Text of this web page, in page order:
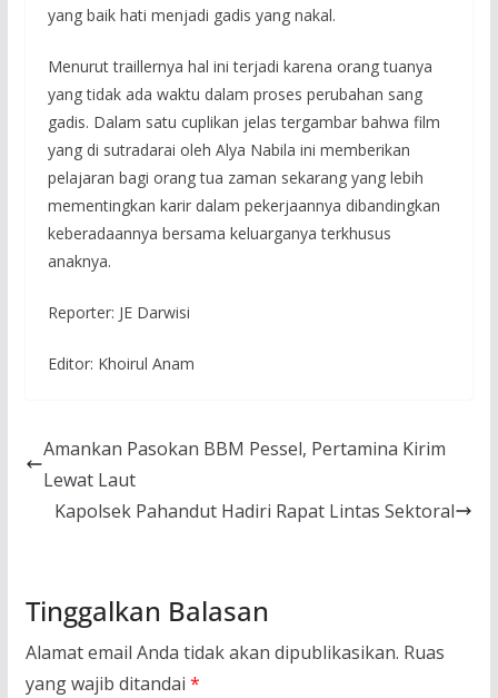
yang baik hati menjadi gadis yang nakal.
Menurut traillernya hal ini terjadi karena orang tuanya
yang tidak ada waktu dalam proses perubahan sang
gadis. Dalam satu cuplikan jelas tergambar bahwa film
yang di sutradarai oleh Alya Nabila ini memberikan
pelajaran bagi orang tua zaman sekarang yang lebih
mementingkan karir dalam pekerjaannya dibandingkan
keberadaannya bersama keluarganya terkhusus
anaknya.
Reporter: JE Darwisi
Editor: Khoirul Anam
Amankan Pasokan BBM Pessel, Pertamina Kirim
Lewat Laut
Kapolsek Pahandut Hadiri Rapat Lintas Sektoral
Tinggalkan Balasan
Alamat email Anda tidak akan dipublikasikan. Ruas
yang wajib ditandai *